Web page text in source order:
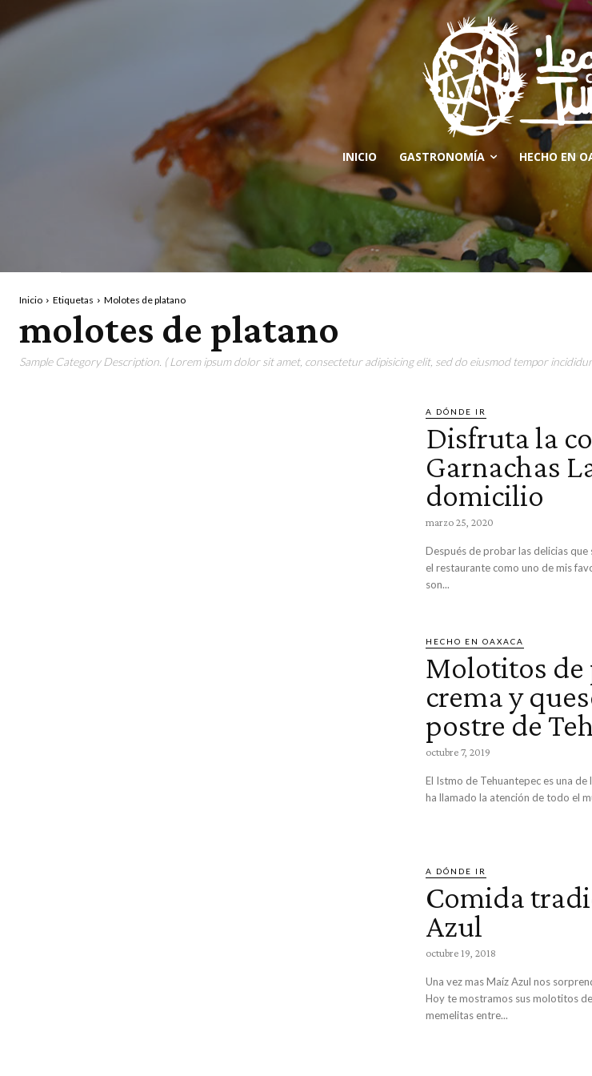
INICIO GASTRONOMÍA HECHO EN
Inicio Etiquetas Molotes de platano
molotes de platano
Sample Category Description. ( Lorem ipsum dolor sit amet, consectetur adipisicing elit, sed do eiusmod tempor
A DÓNDE IR
Disfruta la
Garnachas
domicilio
marzo 25, 2020
Después de probar las delicias que
el restaurante como uno de mis
son...
HECHO EN OAXACA
Molotitos de
crema y
postre de
octubre 7, 2019
El Istmo de Tehuantepec es una
ha llamado la atención de todo el
A DÓNDE IR
Comida
Azul
octubre 19, 2018
Una vez mas Maíz Azul nos
Hoy te mostramos sus molotitos
memelitas entre...